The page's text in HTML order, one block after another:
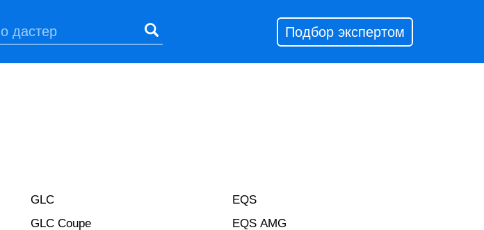
Подбор экспертом
GLC
GLC Coupe
EQS
EQS AMG